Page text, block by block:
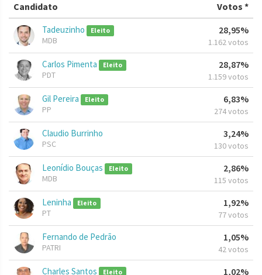
Candidato Votos *
Tadeuzinho Eleito
MDB
28,95%
1.162 votos
Carlos Pimenta Eleito
PDT
28,87%
1.159 votos
Gil Pereira Eleito
PP
6,83%
274 votos
Claudio Burrinho
PSC
3,24%
130 votos
Leonídio Bouças Eleito
MDB
2,86%
115 votos
Leninha Eleito
PT
1,92%
77 votos
Fernando de Pedrão
PATRI
1,05%
42 votos
Charles Santos Eleito 1,02%